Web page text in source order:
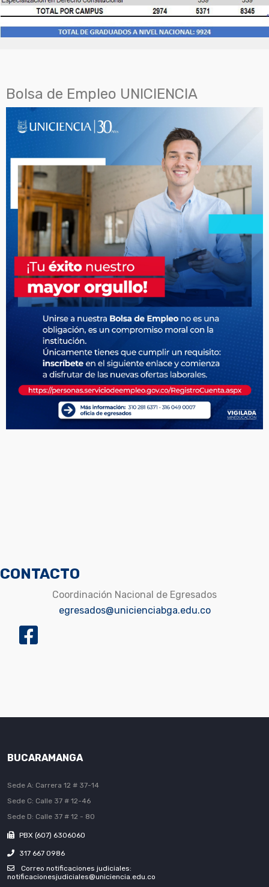
Bolsa de Empleo UNICIENCIA
CONTACTO
Coordinación Nacional de Egresados
egresados@unicienciabga.edu.co
BUCARAMANGA
Sede A: Carrera 12 # 37-14
Sede C: Calle 37 # 12-46
Sede D: Calle 37 # 12 - 80
PBX (607) 6306060
317 667 0986
Correo notificaciones judiciales:
notificacionesjudiciales@uniciencia.edu.co